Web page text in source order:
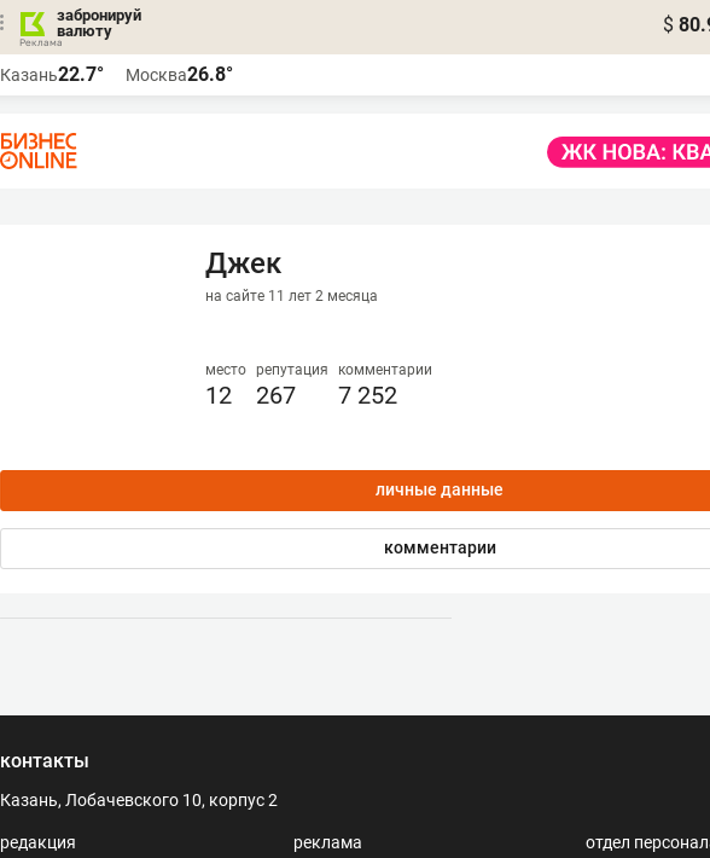
забронируй
валюту
$
Казань22.7° Москва26.8°
Джек
на сайте 11 лет 2 месяца
место
12
репутация
267
комментарии
7 252
личные данные
комментарии
контакты
Казань, Лобачевского 10, корпус 2
редакция
реклама
отдел